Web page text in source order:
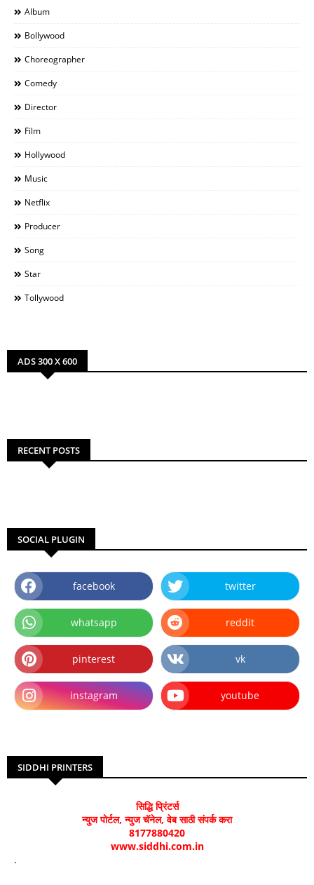
Album
Bollywood
Choreographer
Comedy
Director
Film
Hollywood
Music
Netflix
Producer
Song
Star
Tollywood
ADS 300 X 600
RECENT POSTS
SOCIAL PLUGIN
facebook twitter
whatsapp reddit
pinterest vk
instagram youtube
SIDDHI PRINTERS
सिद्धि प्रिंटर्स
न्युज पोर्टल, न्युज चॅनेल, वेब साठी संपर्क करा
8177880420
www.siddhi.com.in
.